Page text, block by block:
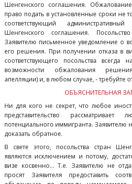
Шенгенского соглашения.
право подать в установленные сроки не
соответствующий
Шенгенского соглашения.
Заявителю письменное уведомление о
его решения. При получении отказа в
соответствующего посольства всегда
возможности обжалования
апелляции) и, в любом случае, - требуйте
ОБЪЯСНИТЕЛЬНАЯ
Ни для кого не секрет, что любое
представительство рассматривает
потенциального иммигранта. Заявителю
доказать обратное.
В свете этого, посольства стран
являются исключением и потому,
визе косвенно... Т.е. Заявителю не
просят Заявителя предоставить